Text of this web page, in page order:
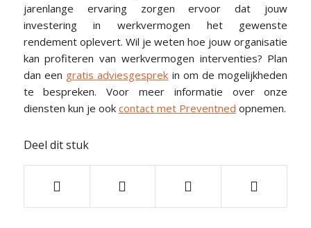
jarenlange ervaring zorgen ervoor dat jouw
investering in werkvermogen het gewenste
rendement oplevert. Wil je weten hoe jouw organisatie
kan profiteren van werkvermogen interventies? Plan
dan een gratis adviesgesprek in om de mogelijkheden
te bespreken. Voor meer informatie over onze
diensten kun je ook contact met Preventned opnemen.
Deel dit stuk